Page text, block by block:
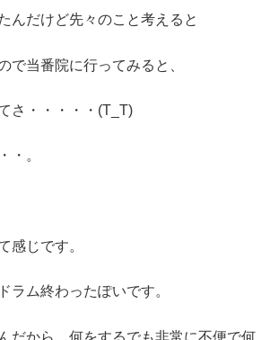
んだけど先々のこと考えると
で当番院に行ってみると、
さ・・・・・(T_T)
・。
感じです。
ラム終わったぽいです。
だから、何をするでも非常に不便で何